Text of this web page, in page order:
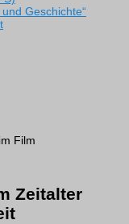
Geschichte“
Film
Zeitalter